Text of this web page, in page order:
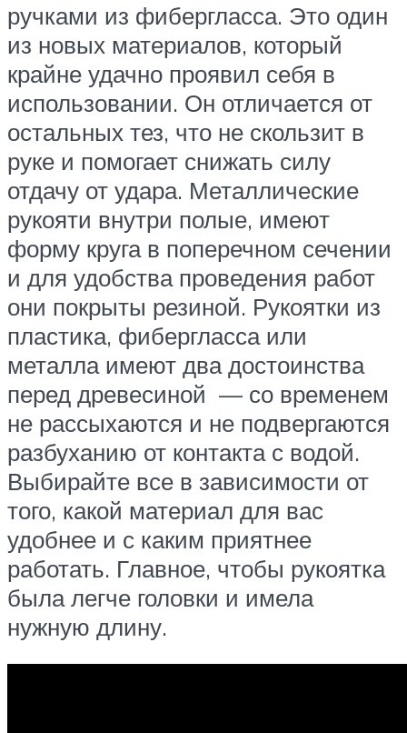
ручками из фибергласса. Это один
из новых материалов, который
крайне удачно проявил себя в
использовании. Он отличается от
остальных тез, что не скользит в
руке и помогает снижать силу
отдачу от удара. Металлические
рукояти внутри полые, имеют
форму круга в поперечном сечении
и для удобства проведения работ
они покрыты резиной. Рукоятки из
пластика, фибергласса или
металла имеют два достоинства
перед древесиной — со временем
не рассыхаются и не подвергаются
разбуханию от контакта с водой.
Выбирайте все в зависимости от
того, какой материал для вас
удобнее и с каким приятнее
работать. Главное, чтобы рукоятка
была легче головки и имела
нужную длину.